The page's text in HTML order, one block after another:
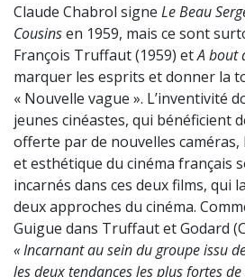
Claude Chabrol signe Le Beau
Cousinsen 1959, mais ce sont
François Truffaut (1959) etA bout
marquer les esprits et donner la
« Nouvelle vague ». L’inventivité
jeunes cinéastes, qui bénéficient
offerte par de nouvelles
et esthétique du cinéma français
incarnés dans ces deux films, qui
deux approches du cinéma.
Guigue dans Truffaut et Godard
« Incarnant au sein du groupe issu
les deux tendances les plus fortes